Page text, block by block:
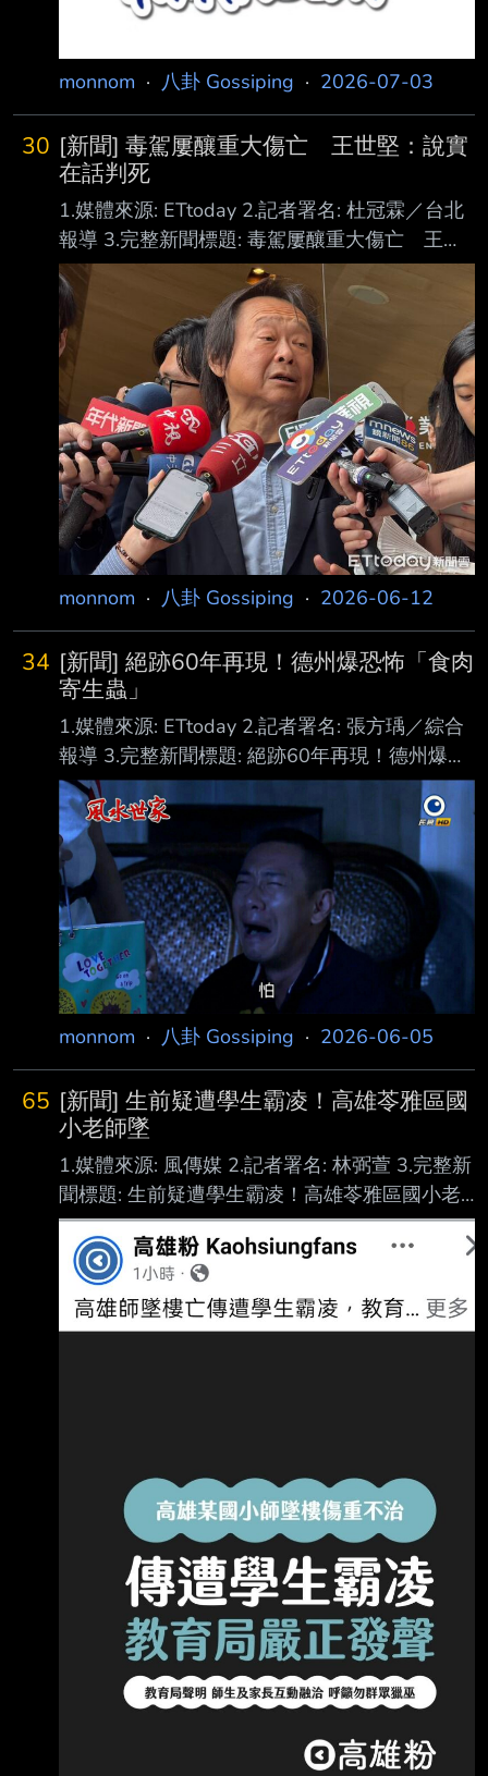
間，共犯下7起毒駕被查獲。114年3月有2 次毒
monnom · 八卦 Gossiping · 2026-07-03
30 [新聞] 毒駕屢釀重大傷亡 王世堅：說實
在話判死
1.媒體來源: ETtoday 2.記者署名: 杜冠霖／台北
報導 3.完整新聞標題: 毒駕屢釀重大傷亡 王世
堅：說實在話判死剛好而已 4.完整新聞內文: 桃
園市11日晚間發生重大車禍意外，有毒品前科的
張姓男子遇警方攔查拒檢逃逸，導致2 名路人死
亡，張男也因撞擊傷重不治。行政院長卓榮泰今
（12日）說，毒駕因而致死、致 傷或是連續再
犯，應該要從重量刑，不以毒品的級次來做分
別。綠委王世堅也表示，民氣 可用，希望政院
把握機會，該修法就修，「毒駕造成重大傷害，
說判死刑剛好而已」。 對於毒駕，王世堅表
示，毒駕應該死刑
monnom · 八卦 Gossiping · 2026-06-12
34 [新聞] 絕跡60年再現！德州爆恐怖「食肉
寄生蟲」
1.媒體來源: ETtoday 2.記者署名: 張方瑀／綜合
報導 3.完整新聞標題: 絕跡60年再現！德州爆恐
怖「食肉寄生蟲」疫情 恐重創牛肉市場 4.完整
新聞內文: 美國農業部證實，德州南部拉普賴爾
（La Pryor）一處農場，發現一頭出生僅3週的
大牛 ，遭到恐怖的「新世界螺旋蠅」幼蟲感
染。這是德州自1966年以來，首度通報此類病
例。 由於該寄生蟲以專門啃食活體血肉聞名，
聯邦與州政府隨即進入最高戒備狀態，展開大規
模撲滅行動，全力防堵這場可能重創美國畜牧業
的世紀危機。 蟲卵產傷口「鑽肉啃血肉」 繁
衍方式
monnom · 八卦 Gossiping · 2026-06-05
65 [新聞] 生前疑遭學生霸凌！高雄苓雅區國
小老師墜
1.媒體來源: 風傳媒 2.記者署名: 林弼萱 3.完整新
聞標題: 生前疑遭學生霸凌！高雄苓雅區國小老
師墜樓亡，畢業學生不捨：他是非常好的老師 4.
完整新聞內文: 高雄市苓雅區某明星國小25日驚
傳一名嚴姓教師不幸墜樓身亡。事件發生後，大
批曾受教 的畢業學生、基層教師與多個教育團
要求正視教師身心，改善第